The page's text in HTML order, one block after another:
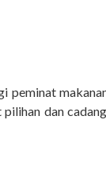
peminat
dan